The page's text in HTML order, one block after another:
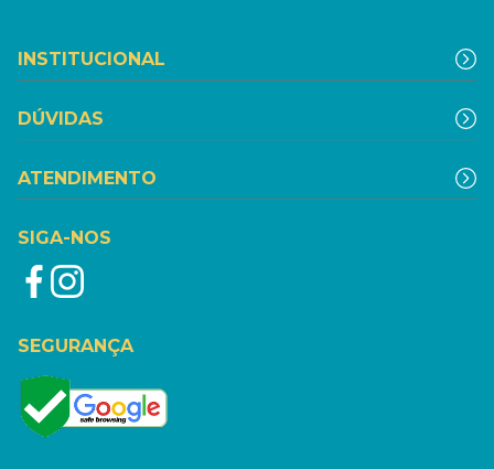
INSTITUCIONAL
DÚVIDAS
ATENDIMENTO
SIGA-NOS
SEGURANÇA